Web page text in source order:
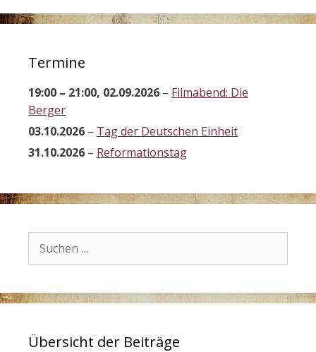
Termine
19:00 – 21:00, 02.09.2026 – Filmabend: Die
Berger
03.10.2026 – Tag der Deutschen Einheit
31.10.2026 – Reformationstag
nach:
Übersicht der Beiträge